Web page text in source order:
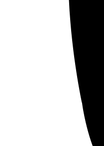
noviembre en la
a las 18'00. Jueves 1
Complutense de
(Granada, 1982) es
Internacionales
noviembre 24, 2016